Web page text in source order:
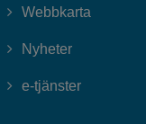
Webbkarta
Nyheter
e-tjänsterLänk till